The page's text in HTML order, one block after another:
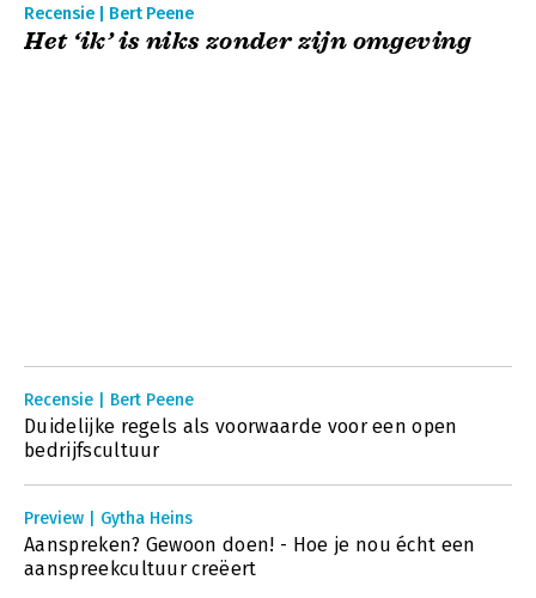
Recensie | Bert Peene
Het ‘ik’ is niks zonder zijn omgeving
Recensie | Bert Peene
Duidelijke regels als voorwaarde voor een open
bedrijfscultuur
Preview | Gytha Heins
Aanspreken? Gewoon doen! - Hoe je nou écht een
aanspreekcultuur creëert